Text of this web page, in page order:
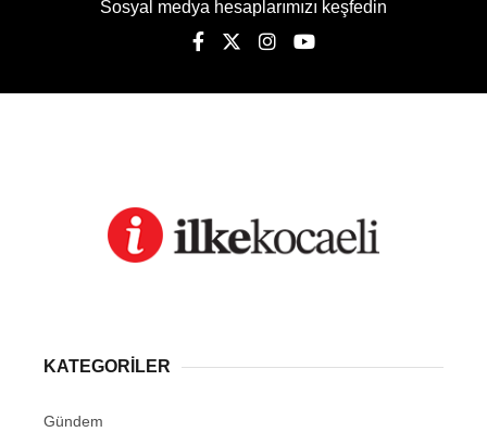
Sosyal medya hesaplarımızı keşfedin
KATEGORİLER
Gündem